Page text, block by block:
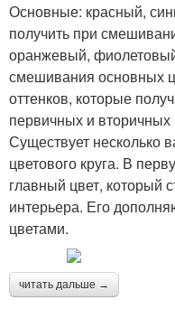
Основные: красный,
получить при
оранжевый,
смешивания основных
оттенков, которые
первичных и вторичных
Существует несколько
цветового круга. В
главный цвет, который
интерьера. Его
цветами.
читать дальше →